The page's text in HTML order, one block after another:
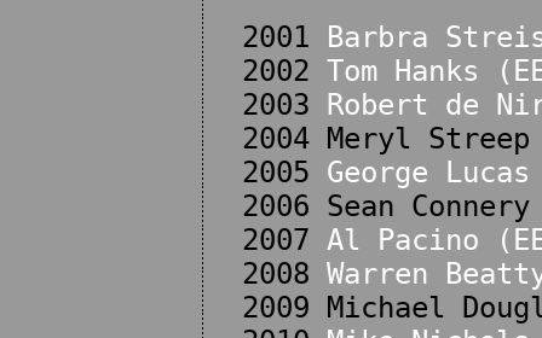
2001
Barbra
2002 Tom Hanks
2003
Robert de
2004 Meryl
2005 George
2006 Sean
2007 Al Pacino
2008 Warren
2009 Michael